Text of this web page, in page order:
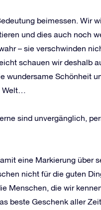
beimessen. Wir
und dies auch noch
– sie verschwinden
schauen wir deshalb
wundersame Schönheit
Welt…
sind unvergänglich,
eine Markierung über
nicht für die guten
Menschen, die wir
beste Geschenk aller